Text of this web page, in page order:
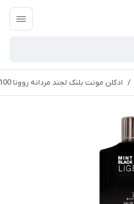
/ ادکلن مونت بلنک لجند مردانه روونا 100 میل Mint Blck Ligenae(Rovena)